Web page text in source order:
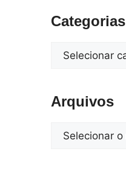
Categorias
Arquivos